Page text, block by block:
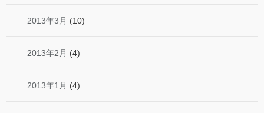
2013年3月 (10)
2013年2月 (4)
2013年1月 (4)